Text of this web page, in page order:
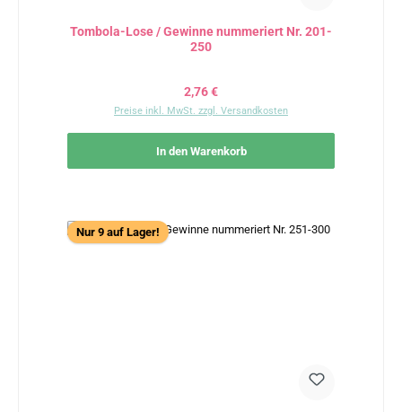
Tombola-Lose / Gewinne nummeriert Nr. 201-
250
Regulärer Preis:
2,76 €
Preise inkl. MwSt. zzgl. Versandkosten
In den Warenkorb
Nur 9 auf Lager!